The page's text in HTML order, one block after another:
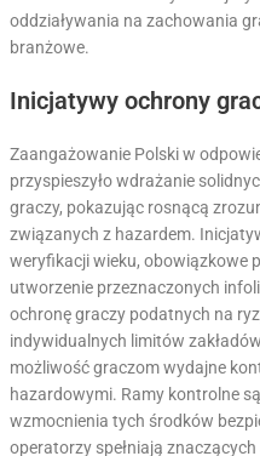
oddziaływania na zachowania
branżowe.
Inicjatywy ochrony
Zaangażowanie Polski w
przyspieszyło wdrażanie
graczy, pokazując rosnącą
związanych z hazardem.
weryfikacji wieku, obowiązkowe
utworzenie przeznaczonych
ochronę graczy podatnych na
indywidualnych limitów
możliwość graczom wydajne
hazardowymi. Ramy kontrolne
wzmocnienia tych środków
operatorzy spełniają